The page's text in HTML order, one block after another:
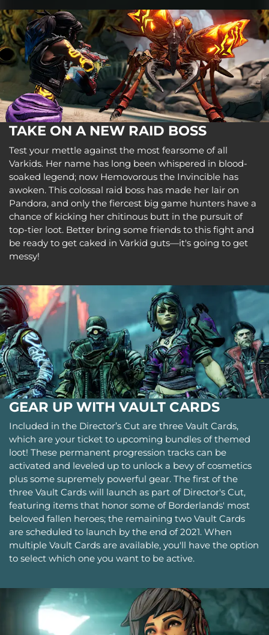
TAKE ON A NEW RAID BOSS
Test your mettle against the most fearsome of all
Varkids. Her name has long been whispered in blood-
soaked legend; now Hemovorous the Invincible has
awoken. This colossal raid boss has made her lair on
Pandora, and only the fiercest big game hunters have a
chance of kicking her chitinous butt in the pursuit of
top-tier loot. Better bring some friends to this fight and
be ready to get caked in Varkid guts—it's going to get
messy!
GEAR UP WITH VAULT CARDS
Included in the Director’s Cut are three Vault Cards,
which are your ticket to upcoming bundles of themed
loot! These permanent progression tracks can be
activated and leveled up to unlock a bevy of cosmetics
plus some supremely powerful gear. The first of the
three Vault Cards will launch as part of Director's Cut,
featuring items that honor some of Borderlands' most
beloved fallen heroes; the remaining two Vault Cards
are scheduled to launch by the end of 2021. When
multiple Vault Cards are available, you'll have the option
to select which one you want to be active.